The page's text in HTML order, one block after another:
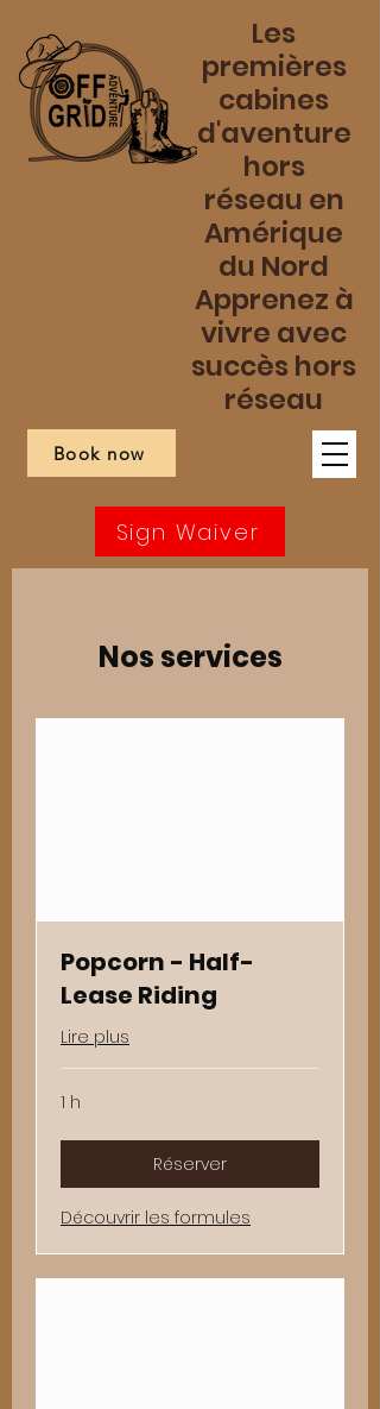
Les
premières
cabines
d'aventure
hors
réseau en
Amérique
du Nord
Apprenez à
vivre avec
succès hors
réseau
Book now
Sign Waiver
Nos services
Popcorn - Half-
Lease Riding
Lire plus
1 h
Réserver
Découvrir les formules